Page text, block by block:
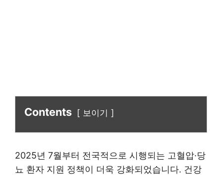
Contents 보이기
2025년 7월부터 전국적으로 시행되는 고혈압·당
뇨 환자 지원 정책이 더욱 강화되었습니다. 건강